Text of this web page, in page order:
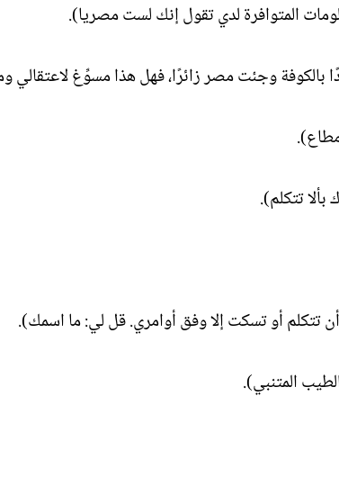
المتوافرة لدي تقول إنك لست مصريا).
بالكوفة وجئت مصر زائرًا، فهل هذا مسوِّغ لاعتقالي
تتكلم).
أو تسكت إلا وفق أوامري. قل لي: ما اسمك).
المتنبي).